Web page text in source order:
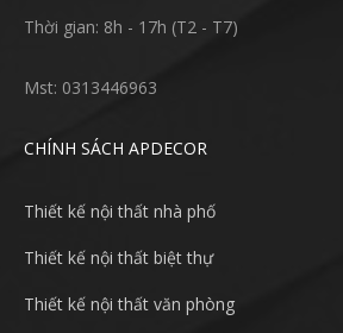
Thời gian: 8h - 17h (T2 - T7)
Mst: 0313446963
CHÍNH SÁCH APDECOR
Thiết kế nội thất nhà phố
Thiết kế nội thất biệt thự
Thiết kế nội thất văn phòng